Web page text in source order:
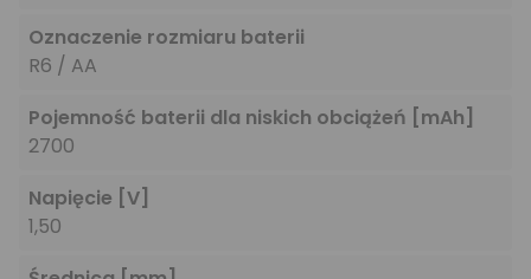
Oznaczenie rozmiaru baterii
R6 / AA
Pojemność baterii dla niskich obciążeń [mAh]
2700
Napięcie [V]
1,50